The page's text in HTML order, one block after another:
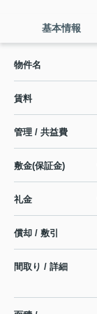
基本情報
物件名
賃料
管理 / 共益費
敷金(保証金)
礼金
償却 / 敷引
間取り / 詳細